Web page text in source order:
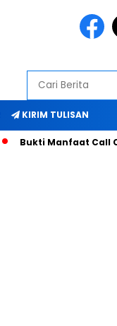
KIRIM TULISAN
Bukti Manfaat Call